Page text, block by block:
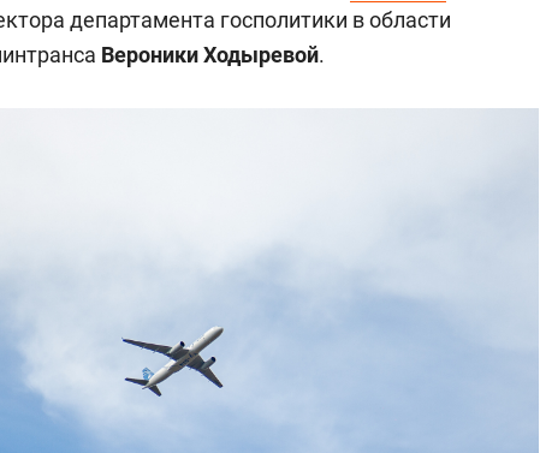
департамента госполитики в области
Вероники Ходыревой.